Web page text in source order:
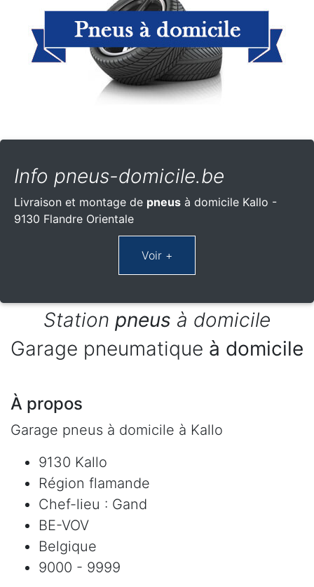
Info pneus-domicile.be
Livraison et montage de pneus à domicile Kallo -
9130 Flandre Orientale
Station pneus à domicile
Garage pneumatique à domicile
À propos
Garage pneus à domicile à Kallo
9130 Kallo
Région flamande
Chef-lieu : Gand
BE-VOV
Belgique
9000 - 9999